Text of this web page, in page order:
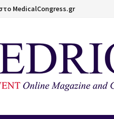
MedicalCongress.gr